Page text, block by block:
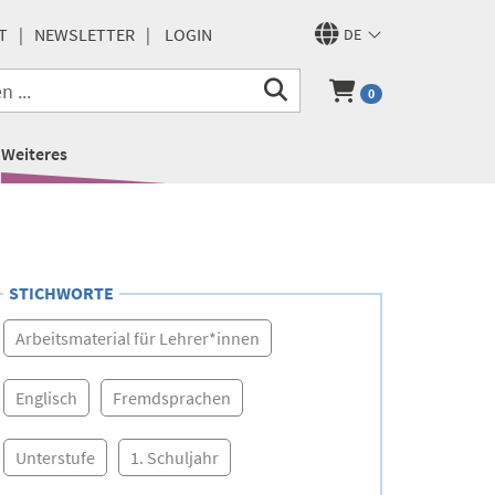
DE
NEWSLETTER LOGIN
0
Weiteres
STICHWORTE
Arbeitsmaterial für Lehrer*innen
Englisch Fremdsprachen
Unterstufe 1. Schuljahr